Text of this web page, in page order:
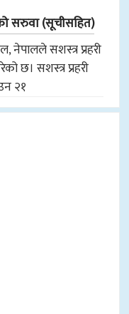
सरुवा (सूचीसहित)
नेपालले सशस्त्र प्रहरी
छ। सशस्त्र प्रहरी
२१